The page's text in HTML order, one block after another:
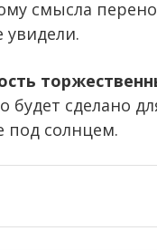
смысла
будет сделано
под солнцем.